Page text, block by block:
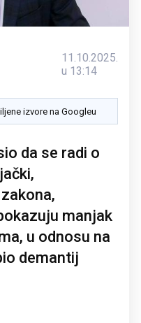
11.10.2025.
u 13:14
izvore na Googleu
da se radi o
manjak
u odnosu na
demantij